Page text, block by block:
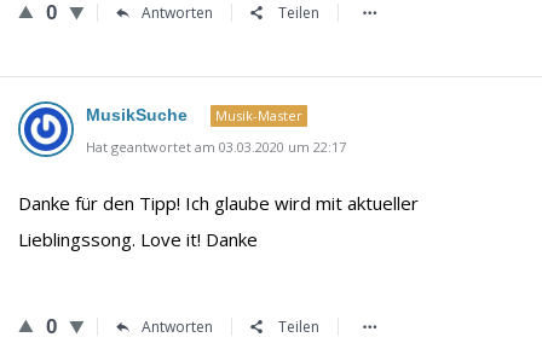
0 Antworten Teilen
MusikSuche
Musik-Master
Hat geantwortet am 03.03.2020 um 22:17
Danke für den Tipp! Ich glaube wird mit aktueller
Lieblingssong. Love it! Danke
0 Antworten Teilen